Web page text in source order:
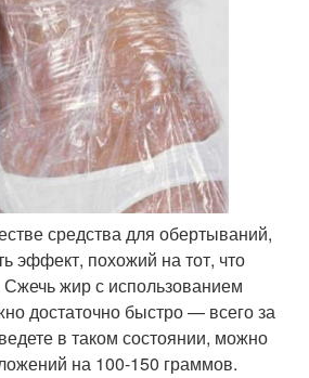
средства для обертываний,
эффект, похожий на тот, что
Сжечь жир с использованием
достаточно быстро — всего за
в таком состоянии, можно
на 100-150 граммов.